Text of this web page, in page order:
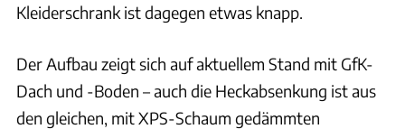
Kleiderschrank ist dagegen etwas knapp.
Der Aufbau zeigt sich auf aktuellem Stand mit GfK-
Dach und -Boden – auch die Heckabsenkung ist aus
den gleichen, mit XPS-Schaum gedämmten